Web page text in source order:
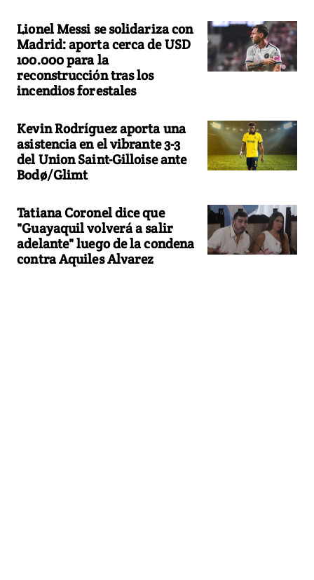
Lionel Messi se solidariza con
Madrid: aporta cerca de USD
100.000 para la
reconstrucción tras los
incendios forestales
Kevin Rodríguez aporta una
asistencia en el vibrante 3-3
del Union Saint-Gilloise ante
Bodø/Glimt
Tatiana Coronel dice que
"Guayaquil volverá a salir
adelante" luego de la condena
contra Aquiles Alvarez